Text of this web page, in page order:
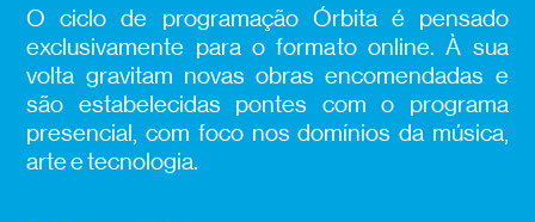
O ciclo de programação Órbita é pensado
exclusivamente para o formato online. À sua
volta gravitam novas obras encomendadas e
são estabelecidas pontes com o programa
presencial, com foco nos domínios da música,
arte e tecnologia.